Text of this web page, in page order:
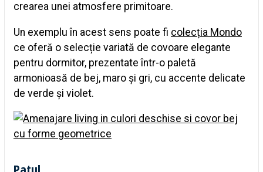
crearea unei atmosfere primitoare.
Un exemplu în acest sens poate fi colecția Mondo
ce oferă o selecție variată de covoare elegante
pentru dormitor, prezentate într-o paletă
armonioasă de bej, maro și gri, cu accente delicate
de verde și violet.